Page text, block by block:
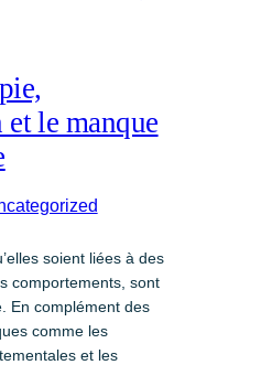
le manque
soient liées à des
comportements, sont
En complément des
comme les
et les